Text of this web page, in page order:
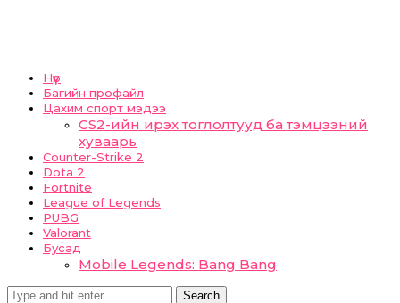
Нүүр
Багийн профайл
Цахим спорт мэдээ
CS2-ийн ирэх тоглолтууд ба тэмцээний
хуваарь
Counter-Strike 2
Dota 2
Fortnite
League of Legends
PUBG
Valorant
Бусад
Mobile Legends: Bang Bang
Search